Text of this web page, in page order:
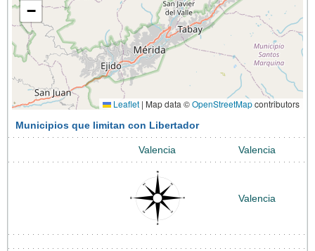
−
Leaflet | Map data ©OpenStreetMapcontributors
Municipios que limitan con Libertador
Valencia Valencia
Valencia